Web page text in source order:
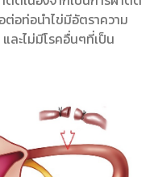
อท่อนำไข่มีอัตราความ
ละไม่มีโรคอื่นๆที่เป็น